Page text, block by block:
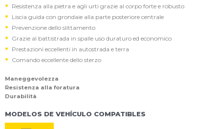
Resistenza alla pietra e agli urti grazie al corpo forte e robusto
Liscia guida con grondaie alla parte posteriore centrale
Prevenzione dello slittamento
Grazie al battistrada in spalle uso duraturo ed economico
Prestazioni eccellenti in autostrada e terra
Comando eccellente dello sterzo
Maneggevolezza
Resistenza alla foratura
Durabilità
MODELOS DE VEHÍCULO COMPATIBLES